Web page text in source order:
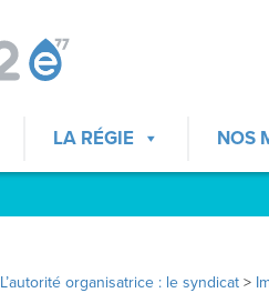
LA RÉGIE NOS
L’autorité organisatrice : le syndicat >